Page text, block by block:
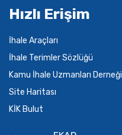
Hızlı Erişim
İhale Araçları
İhale Terimler Sözlüğü
Kamu İhale Uzmanları Derneği
Site Haritası
KİK Bulut